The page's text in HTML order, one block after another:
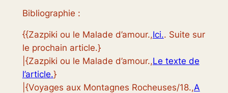
Bibliographie :
{{Zazpiki ou le Malade d’amour.,Ici.. Suite sur
le prochain article.}
|{Zazpiki ou le Malade d’amour.,Le texte de
l’article.}
|{Voyages aux Montagnes Rocheuses/18.,A